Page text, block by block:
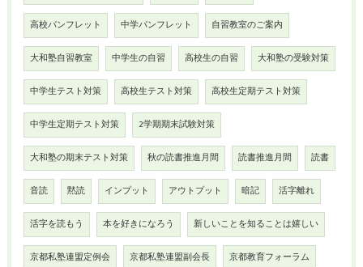
高校パンフレット 中学パンフレット 自習教室のご案内
大和塾自習教室 中学生の自習 高校生の自習 大和塾の受験対策
中学生テスト対策 高校生テスト対策 高校生定期テスト対策
中学生定期テスト対策 2学期期末試験対策
大和塾の期末テスト対策 秋の読書推進月間 読書推進月間 読書
音読 黙読 インプット アウトプット 暗記 活字離れ
活字を読もう 本を好きになろう 新しいことを知ることは嬉しい
京都私塾連盟定例会 京都私塾連盟副会長 京都教育フォーラム